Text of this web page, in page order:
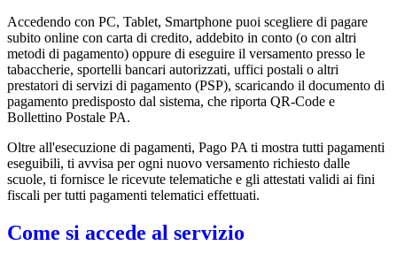
Accedendo con PC, Tablet, Smartphone puoi scegliere di pagare
subito online con carta di credito, addebito in conto (o con altri
metodi di pagamento) oppure di eseguire il versamento presso le
tabaccherie, sportelli bancari autorizzati, uffici postali o altri
prestatori di servizi di pagamento (PSP), scaricando il documento di
pagamento predisposto dal sistema, che riporta QR-Code e
Bollettino Postale PA.
Oltre all'esecuzione di pagamenti, Pago PA ti mostra tutti pagamenti
eseguibili, ti avvisa per ogni nuovo versamento richiesto dalle
scuole, ti fornisce le ricevute telematiche e gli attestati validi ai fini
fiscali per tutti pagamenti telematici effettuati.
Come si accede al servizio